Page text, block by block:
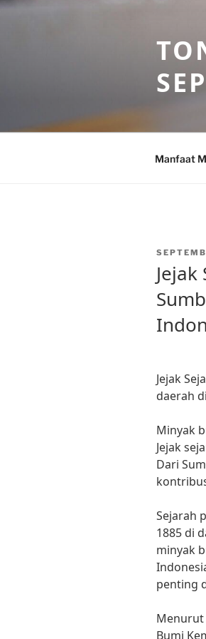
Skip
Manfaat
POSTED
Jejak
daerah
Minyak
Jejak
Dari
Sejarah
1885 di
minyak
penting
Menurut
Bumi